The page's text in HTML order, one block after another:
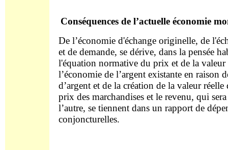
Conséquences de l’actuelle économie
De l’économie d'échange originelle, de
et de demande, se dérive, dans la pensée
l'équation normative du prix et de la valeur
l’économie de l’argent existante en raison
d’argent et de la création de la valeur
prix des marchandises et le revenu, qui
l’autre, se tiennent dans un rapport de
conjoncturelles.